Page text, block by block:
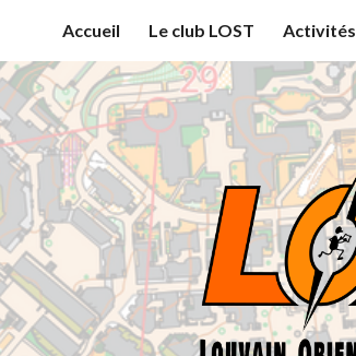
Skip to navigation
Accueil Le club LOST Activités